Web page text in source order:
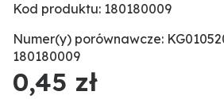
Kod produktu: 180180009
Numer(y) porównawcze:
180180009
0,45 zł